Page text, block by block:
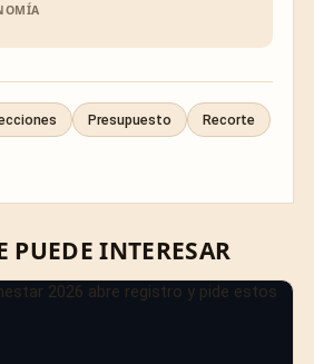
Presupuesto Recorte
PUEDE INTERESAR